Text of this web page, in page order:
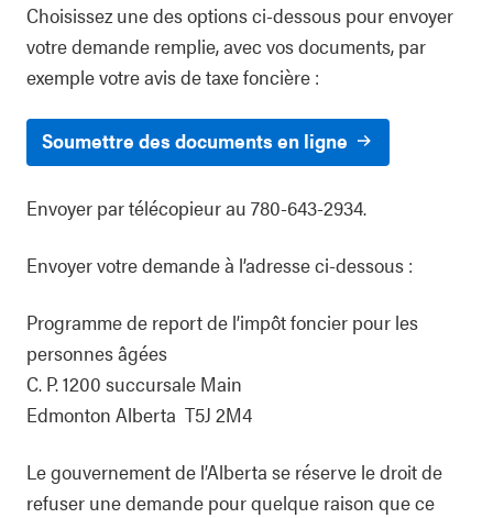
Choisissez une des options ci‑dessous pour envoyer
votre demande remplie, avec vos documents, par
exemple votre avis de taxe foncière :
Soumettre des documents en ligne
Envoyer par télécopieur au 780-643-2934.
Envoyer votre demande à l’adresse ci-dessous :
Programme de report de l’impôt foncier pour les
personnes âgées
C. P. 1200 succursale Main
Edmonton Alberta T5J 2M4
Le gouvernement de l’Alberta se réserve le droit de
refuser une demande pour quelque raison que ce